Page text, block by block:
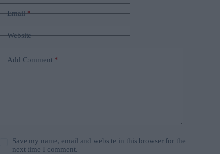
Email*
Website
Add Comment *
Save my name, email and website in this browser for the
next time I comment.